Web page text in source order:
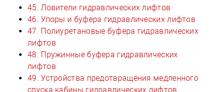
45. Ловители гидравлических лифтов
46. Упоры и буфера гидравлических лифтов
47. Полиуретановые буфера гидравлических
лифтов
48. Пружинные буфера гидравлических
лифтов
49. Устройства предотвращения медленного
спуска кабины гидравлических лифтов